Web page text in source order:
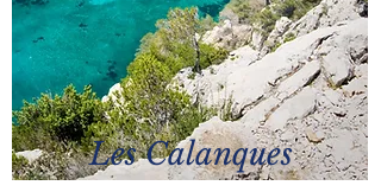
Les Calanques